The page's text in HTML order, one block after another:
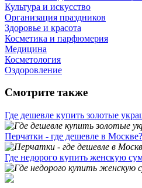
Культура и искусство
Организация праздников
Здоровье и красота
Косметика и парфюмерия
Медицина
Косметология
Оздоровление
Смотрите также
Где дешевле купить золотые
Перчатки - где дешевле в Москве?
Где недорого купить женскую